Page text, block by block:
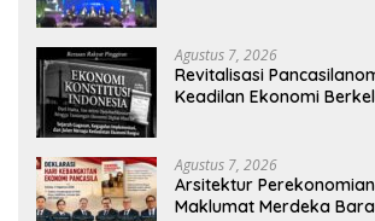
Agustus 7, 2026
Revitalisasi
Keadilan Ekonomi
Agustus 7, 2026
Arsitektur
Maklumat Merdeka